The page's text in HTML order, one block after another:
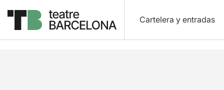
Cartelera y entradas